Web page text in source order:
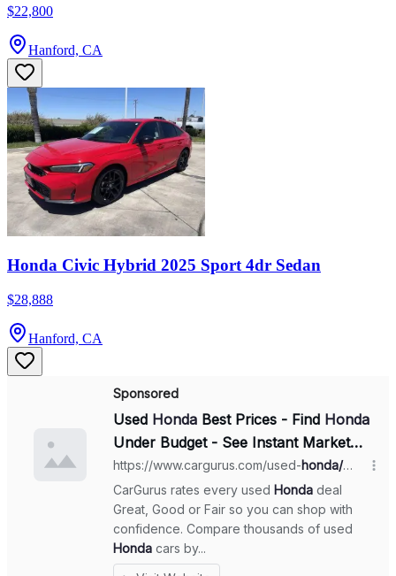
$22,800
Hanford, CA
Honda Civic Hybrid 2025 Sport 4dr Sedan
$28,888
Hanford, CA